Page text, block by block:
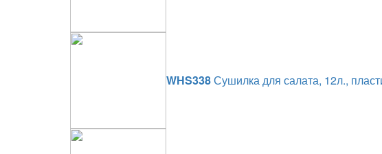
WHS338Сушилка для салата, 12л.,